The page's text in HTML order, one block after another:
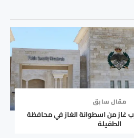
مقال سابق
غاز من اسطوانة الغاز في محافظة
الطفيلة